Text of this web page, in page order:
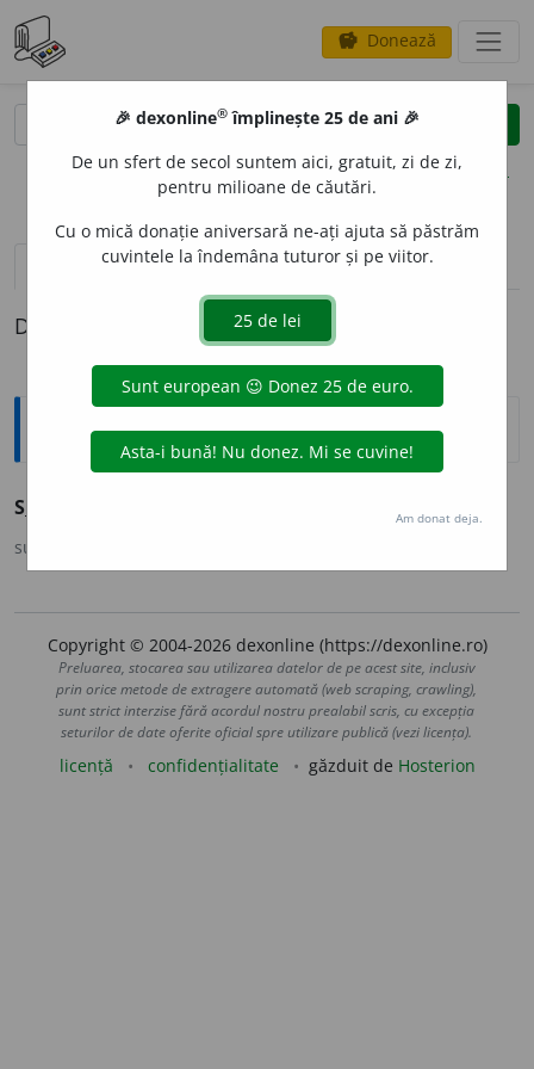
savings Donează
clear
opțiuni
definiții (1) pronunțievolume_up (50)
Definiția cu ID-ul 383002:
Explicative DEX
S
sursa:
Copyright © 2004-2026 dexonline (https://dexonline.ro)
Preluarea, stocarea sau utilizarea datelor de pe acest site, inclusiv
prin orice metode de extragere automată (web scraping, crawling),
sunt strict interzise fără acordul nostru prealabil scris, cu excepția
seturilor de date oferite oficial spre utilizare publică (vezi licența).
licență confidențialitate găzduit de Hosterion
🎉 dexonline® împlinește 25 de ani 🎉
De un sfert de secol suntem aici, gratuit, zi de zi,
pentru milioane de căutări.
Cu o mică donație aniversară ne-ați ajuta să păstrăm
cuvintele la îndemâna tuturor și pe viitor.
Am donat deja.